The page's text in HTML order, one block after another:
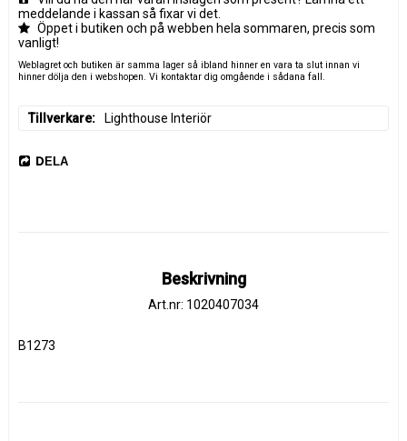
meddelande i kassan så fixar vi det.
Öppet i butiken och på webben hela sommaren, precis som
vanligt!
Weblagret och butiken är samma lager så ibland hinner en vara ta slut innan vi
hinner dölja den i webshopen. Vi kontaktar dig omgående i sådana fall.
Tillverkare Lighthouse Interiör
DELA
Beskrivning
Art.nr: 1020407034
B1273